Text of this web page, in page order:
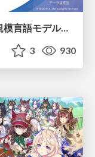
つくって納得、つかって実感！ 大規模言語モデルことはじめ ver2.0
3 930